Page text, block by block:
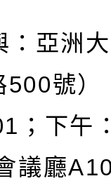
亞洲大
500號）
；下午
議廳